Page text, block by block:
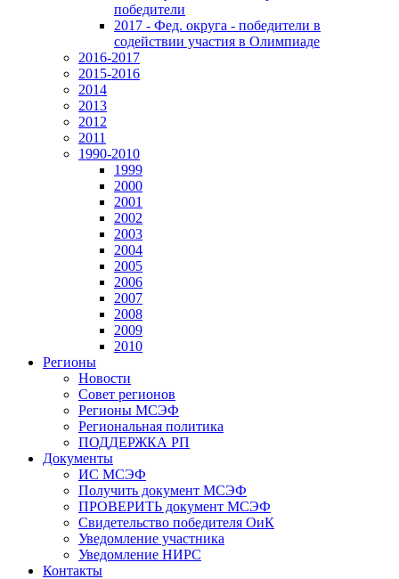
победители
2017 - Фед. округа - победители в
содействии участия в Олимпиаде
2016-2017
2015-2016
2014
2013
2012
2011
1990-2010
1999
2000
2001
2002
2003
2004
2005
2006
2007
2008
2009
2010
Регионы
Новости
Совет регионов
Регионы МСЭФ
Региональная политика
ПОДДЕРЖКА РП
Документы
ИС МСЭФ
Получить документ МСЭФ
ПРОВЕРИТЬ документ МСЭФ
Свидетельство победителя ОиК
Уведомление участника
Уведомление НИРС
Контакты